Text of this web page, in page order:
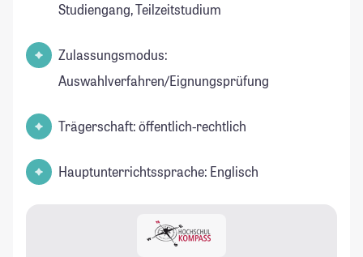
Studiengang, Teilzeitstudium
Zulassungsmodus:
Auswahlverfahren/Eignungsprüfung
Trägerschaft: öffentlich-rechtlich
Hauptunterrichtssprache: Englisch